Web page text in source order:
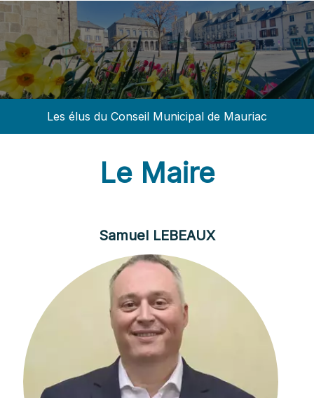
Les élus du Conseil Municipal de Mauriac
Le Maire
Samuel LEBEAUX